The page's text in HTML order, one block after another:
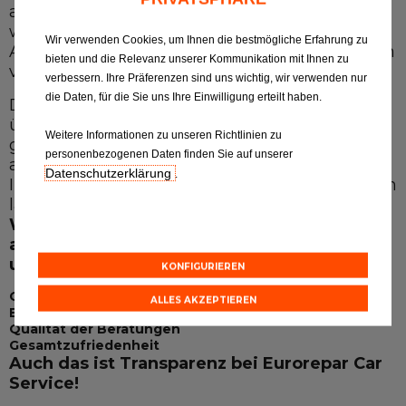
Alle Werkstätten
Dem Netz beitreten
angemessen ist. Bei einer Reparatur erklären
wir Ihnen systematisch die durchgeführten
Arbeiten und die Einzelheiten der Rechnung in
völliger Transparenz.
Da die Transparenz bei uns eine
übergeordnete Rolle spielt, bleiben wir
gegenüber Ihren Einschätzungen sehr
aufmerksam. Sie können uns daher jederzeit
Ihre Anmerkungen und Vorschläge zukommen
Website Eurorepar Car Service können Sie
auch reagieren, Ihre Meinung ausdrücken
und unsere Leistungen benoten.
Qualität des Empfangs
Einhaltung der Verpflichtungen
Qualität der Beratungen
Gesamtzufriedenheit
Auch das ist Transparenz bei Eurorepar Car
Service!
Wir verwenden Cookies, um Ihnen die bestmögliche Erfahrung zu
bieten und die Relevanz unserer Kommunikation mit Ihnen zu
verbessern. Ihre Präferenzen sind uns wichtig, wir verwenden nur
die Daten, für die Sie uns Ihre Einwilligung erteilt haben.
Weitere Informationen zu unseren Richtlinien zu
personenbezogenen Daten finden Sie auf unserer
Datenschutzerklärung .
KONFIGURIEREN
ALLES AKZEPTIEREN